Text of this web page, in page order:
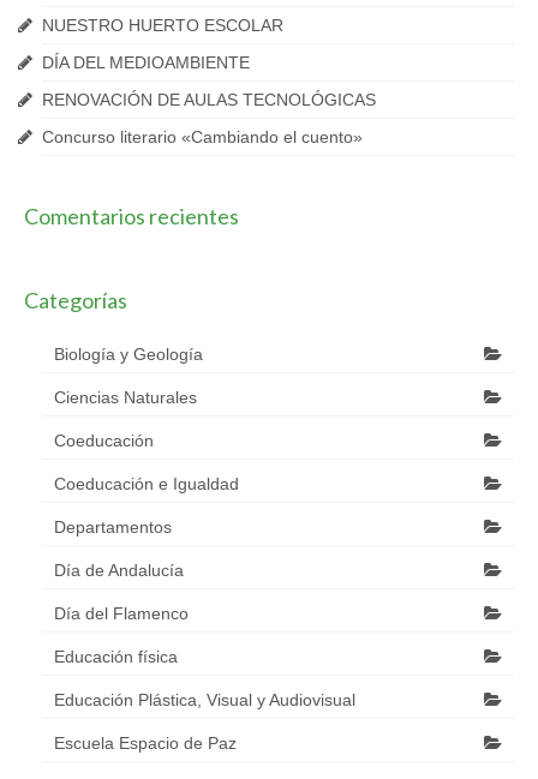
NUESTRO HUERTO ESCOLAR
DÍA DEL MEDIOAMBIENTE
RENOVACIÓN DE AULAS TECNOLÓGICAS
Concurso literario «Cambiando el cuento»
Comentarios recientes
Categorías
Biología y Geología
Ciencias Naturales
Coeducación
Coeducación e Igualdad
Departamentos
Día de Andalucía
Día del Flamenco
Educación física
Educación Plástica, Visual y Audiovisual
Escuela Espacio de Paz